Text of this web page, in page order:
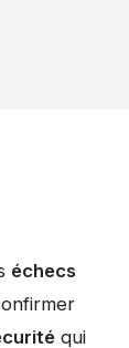
échecs
qui